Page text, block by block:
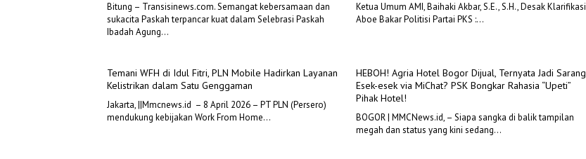
Bitung – Transisinews.com. Semangat kebersamaan dan
sukacita Paskah terpancar kuat dalam Selebrasi Paskah
Ibadah Agung…
Ketua Umum AMI, Baihaki Akbar, S.E., S.H., Desak Klarifikasi
Aboe Bakar Politisi Partai PKS :…
Temani WFH di Idul Fitri, PLN Mobile Hadirkan Layanan
Kelistrikan dalam Satu Genggaman
Jakarta, ||Mmcnews.id – 8 April 2026 – PT PLN (Persero)
mendukung kebijakan Work From Home…
HEBOH! Agria Hotel Bogor Dijual, Ternyata Jadi Sarang
Esek-esek via MiChat? PSK Bongkar Rahasia “Upeti”
Pihak Hotel!
BOGOR | MMCNews.id, – Siapa sangka di balik tampilan
megah dan status yang kini sedang…